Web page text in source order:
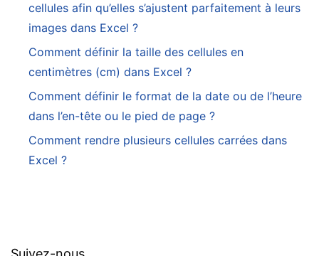
cellules afin qu’elles s’ajustent parfaitement à leurs
images dans Excel ?
Comment définir la taille des cellules en
centimètres (cm) dans Excel ?
Comment définir le format de la date ou de l’heure
dans l’en-tête ou le pied de page ?
Comment rendre plusieurs cellules carrées dans
Excel ?